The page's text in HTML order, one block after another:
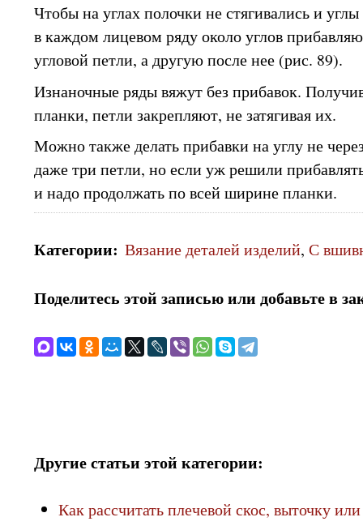
Чтобы на углах полочки не стягивались и
в каждом лицевом ряду около углов
угловой петли, а другую после нее (рис. 89).
Изнаночные ряды вяжут без прибавок.
планки, петли закрепляют, не затягивая их.
Можно также делать прибавки на углу не
даже три петли, но если уж решили
и надо продолжать по всей ширине планки.
Категории: Вязание деталей изделий, С
Поделитесь этой записью или добавьте в
Другие статьи этой категории:
Как рассчитать плечевой скос, выточку